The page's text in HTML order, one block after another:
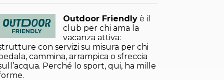
Outdoor Friendly è il
club per chi ama la
vacanza attiva:
con servizi su misura per chi
cammina, arrampica o sfreccia
Perché lo sport, qui, ha mille